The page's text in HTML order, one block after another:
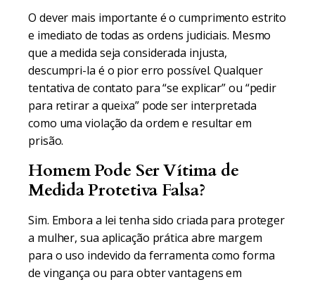
O dever mais importante é o cumprimento estrito
e imediato de todas as ordens judiciais. Mesmo
que a medida seja considerada injusta,
descumpri-la é o pior erro possível. Qualquer
tentativa de contato para “se explicar” ou “pedir
para retirar a queixa” pode ser interpretada
como uma violação da ordem e resultar em
prisão.
Homem Pode Ser Vítima de
Medida Protetiva Falsa?
Sim. Embora a lei tenha sido criada para proteger
a mulher, sua aplicação prática abre margem
para o uso indevido da ferramenta como forma
de vingança ou para obter vantagens em